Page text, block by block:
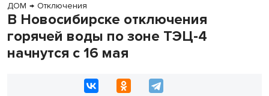
ДОМ → Отключения
В Новосибирске отключения
горячей воды по зоне ТЭЦ-4
начнутся с 16 мая